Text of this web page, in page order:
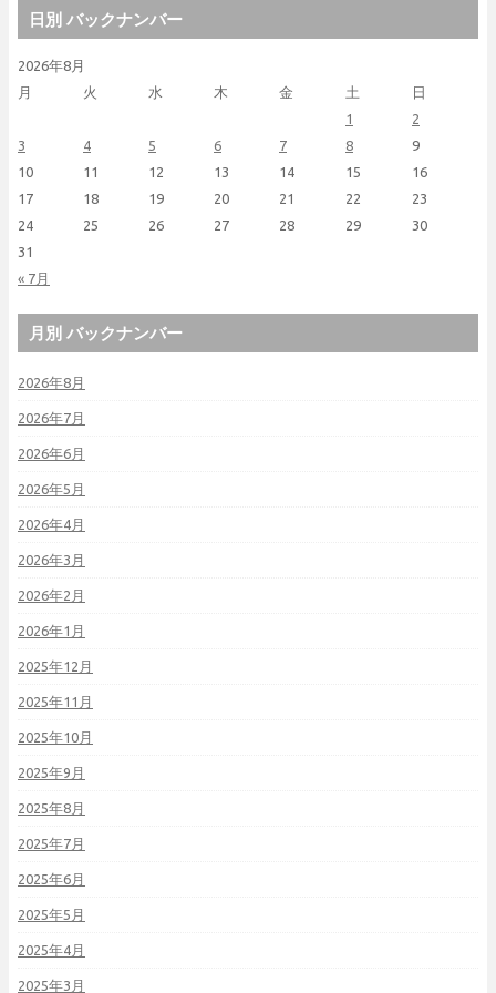
日別 バックナンバー
2026年8月
月
火 水 木 金 土 日
« 7月
1
2
3
4 5 6 7 8
9
10
11 12 13 14 15
16
17
18 19 20 21 22
23
24
25 26 27 28 29
30
31
月別 バックナンバー
2026年8月
2026年7月
2026年6月
2026年5月
2026年4月
2026年3月
2026年2月
2026年1月
2025年12月
2025年11月
2025年10月
2025年9月
2025年8月
2025年7月
2025年6月
2025年5月
2025年4月
2025年3月